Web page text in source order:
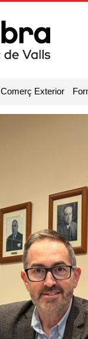
Comerç Exterior